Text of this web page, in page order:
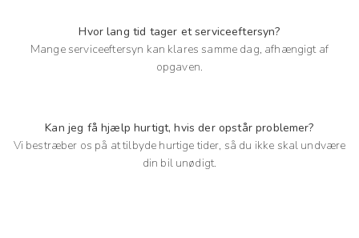
Hvor lang tid tager et serviceeftersyn?
Mange serviceeftersyn kan klares samme dag, afhængigt af
opgaven.
Kan jeg få hjælp hurtigt, hvis der opstår problemer?
Vi bestræber os på at tilbyde hurtige tider, så du ikke skal undvære
din bil unødigt.